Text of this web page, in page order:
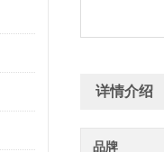
详情介绍
品牌